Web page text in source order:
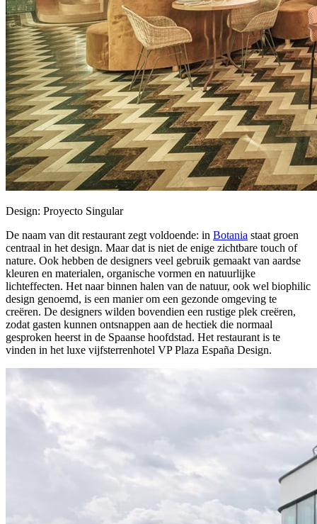
Design: Proyecto Singular
De naam van dit restaurant zegt voldoende: in Botania staat groen
centraal in het design. Maar dat is niet de enige zichtbare touch of
nature. Ook hebben de designers veel gebruik gemaakt van aardse
kleuren en materialen, organische vormen en natuurlijke
lichteffecten. Het naar binnen halen van de natuur, ook wel biophilic
design genoemd, is een manier om een gezonde omgeving te
creëren. De designers wilden bovendien een rustige plek creëren,
zodat gasten kunnen ontsnappen aan de hectiek die normaal
gesproken heerst in de Spaanse hoofdstad. Het restaurant is te
vinden in het luxe vijfsterrenhotel VP Plaza España Design.